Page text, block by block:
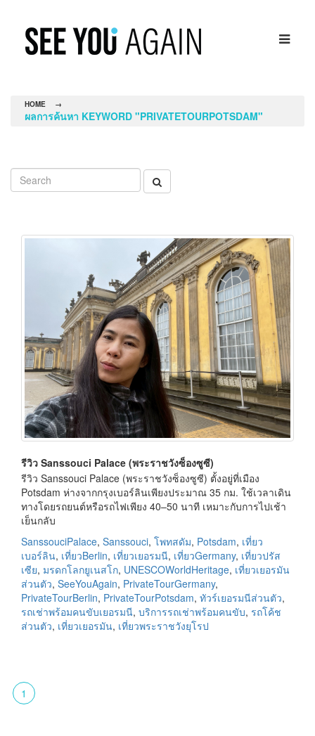
HOME →
ผลการค้นหา KEYWORD "PRIVATETOURPOTSDAM"
รีวิว Sanssouci Palace (พระราชวังซ็องซูซี)
รีวิว Sanssouci Palace (พระราชวังซ็องซูซี) ตั้งอยู่ที่เมือง
Potsdam ห่างจากกรุงเบอร์ลินเพียงประมาณ 35 กม. ใช้เวลาเดิน
ทางโดยรถยนต์หรือรถไฟเพียง 40–50 นาที เหมาะกับการไปเช้า
เย็นกลับ
SanssouciPalace, Sanssouci, โพทสดัม, Potsdam, เที่ยว
เบอร์ลิน, เที่ยวBerlin, เที่ยวเยอรมนี, เที่ยวGermany, เที่ยวปรัส
เซีย, มรดกโลกยูเนสโก, UNESCOWorldHeritage, เที่ยวเยอรมัน
ส่วนตัว, SeeYouAgain, PrivateTourGermany,
PrivateTourBerlin, PrivateTourPotsdam, ทัวร์เยอรมนีส่วนตัว,
รถเช่าพร้อมคนขับเยอรมนี, บริการรถเช่าพร้อมคนขับ, รถโค้ช
ส่วนตัว, เที่ยวเยอรมัน, เที่ยวพระราชวังยุโรป
1